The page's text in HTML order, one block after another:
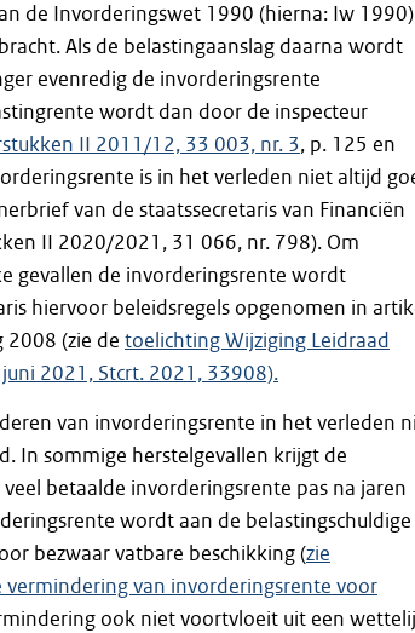
de Invorderingswet 1990 (hierna: Iw 1990)
Als de belastingaanslag daarna wordt
evenredig de invorderingsrente
wordt dan door de inspecteur
II 2011/12, 33 003, nr. 3, p. 125 en
is in het verleden niet altijd
van de staatssecretaris van Financiën
II 2020/2021, 31 066, nr. 798). Om
gevallen de invorderingsrente wordt
hiervoor beleidsregels opgenomen in
2008 (zie de toelichting Wijziging Leidraad
2021, Stcrt. 2021, 33908).
van invorderingsrente in het verleden
In sommige herstelgevallen krijgt de
betaalde invorderingsrente pas na jaren
wordt aan de belastingschuldige
bezwaar vatbare beschikking (zie
vermindering van invorderingsrente voor
ook niet voortvloeit uit een